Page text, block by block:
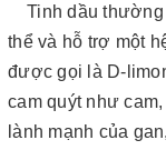
Tinh dầu thường
thể và hỗ trợ một
được gọi là D-
cam quýt như
lành mạnh của